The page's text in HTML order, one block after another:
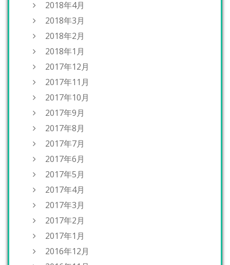
2018年4月
2018年3月
2018年2月
2018年1月
2017年12月
2017年11月
2017年10月
2017年9月
2017年8月
2017年7月
2017年6月
2017年5月
2017年4月
2017年3月
2017年2月
2017年1月
2016年12月